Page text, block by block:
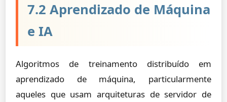
7.2 Aprendizado de Máquina
e IA
Algoritmos de treinamento distribuído em
aprendizado de máquina, particularmente
aqueles que usam arquiteturas de servidor de